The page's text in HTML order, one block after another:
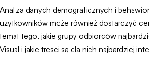
Analiza danych demograficznych i
użytkowników może również dostarczyć
temat tego, jakie grupy odbiorców
Visual i jakie treści są dla nich najbardziej